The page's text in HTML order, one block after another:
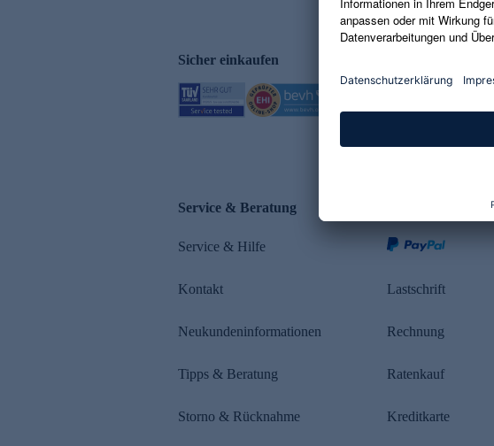
Sicher einkaufen
Service & Beratung
Service & Hilfe
Kontakt
Neukundeninformationen
Tipps & Beratung
Storno & Rücknahme
Lastschrift
Rechnung
Ratenkauf
Kreditkarte